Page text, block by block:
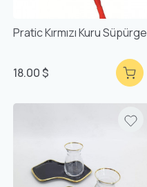
Pratic Kırmızı Kuru Süpürge
18.00 $